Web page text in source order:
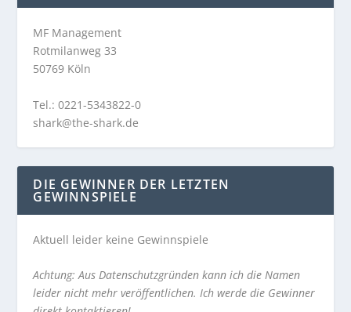
MF Management
Rotmilanweg 33
50769 Köln
Tel.: 0221-5343822-0
shark@the-shark.de
DIE GEWINNER DER LETZTEN
GEWINNSPIELE
Aktuell leider keine Gewinnspiele
Achtung: Aus Datenschutzgründen kann ich die Namen
leider nicht mehr veröffentlichen. Ich werde die Gewinner